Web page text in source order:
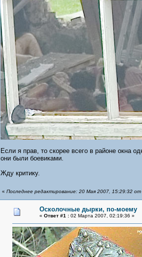
Если я прав, то скорее всего в районе окна
они были боевиками.
Жду критику.
« Последнее редактирование: 20 Мая 2007, 15:29:32 от
Осколочные дырки, по-моему
« Ответ #1 : 02 Марта 2007, 02:19:36 »